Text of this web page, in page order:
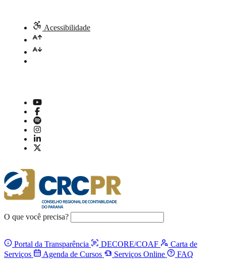
Acessibilidade
O que você precisa?
Portal da Transparência DECORE/COAF
Carta de
Serviços
Agenda de Cursos Serviços Online FAQ